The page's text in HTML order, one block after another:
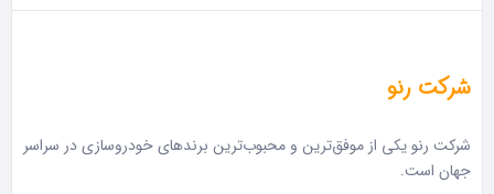
شرکت رنو
شرکت رنو یکی از موفق‌ترین و محبوب‌ترین برندهای خودروسازی در سراسر
جهان است.